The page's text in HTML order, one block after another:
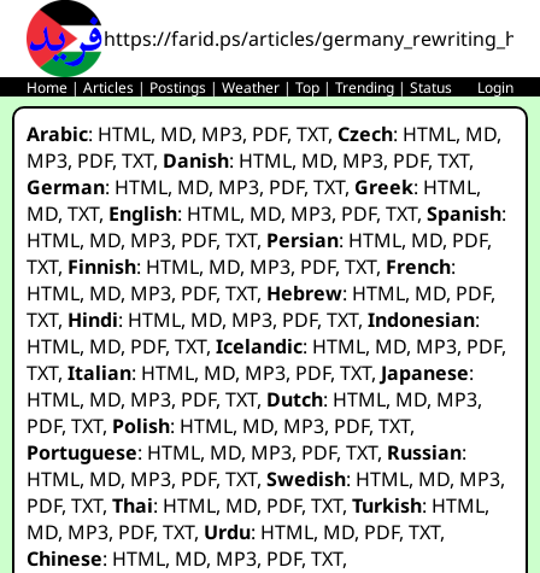
https://farid.ps/articles/
Home |Articles | Postings |Weather |Top |Trending |Status Login
Arabic: HTML, MD, MP3, PDF,TXT,Czech: HTML, MD,
MP3, PDF,TXT, Danish: HTML, MD, MP3, PDF,TXT,
German: HTML, MD, MP3, PDF,TXT, Greek: HTML,
MD,TXT, English: HTML, MD, MP3, PDF,TXT,Spanish:
HTML, MD, MP3, PDF,TXT, Persian: HTML, MD, PDF,
TXT, Finnish: HTML, MD, MP3, PDF,TXT, French:
HTML, MD, MP3, PDF,TXT, Hebrew: HTML, MD, PDF,
TXT, Hindi: HTML, MD, MP3, PDF,TXT,Indonesian:
HTML, MD, PDF,TXT,Icelandic: HTML, MD, MP3, PDF,
TXT,Italian: HTML, MD, MP3, PDF,TXT, Japanese:
HTML, MD, MP3, PDF,TXT, Dutch: HTML, MD, MP3,
PDF,TXT, Polish: HTML, MD, MP3, PDF,TXT,
Portuguese: HTML, MD, MP3, PDF,TXT, Russian:
HTML, MD, MP3, PDF,TXT,Swedish: HTML, MD, MP3,
PDF,TXT,Thai: HTML, MD, PDF,TXT,Turkish: HTML,
MD, MP3, PDF,TXT, Urdu: HTML, MD, PDF,TXT,
Chinese: HTML, MD, MP3, PDF,TXT,